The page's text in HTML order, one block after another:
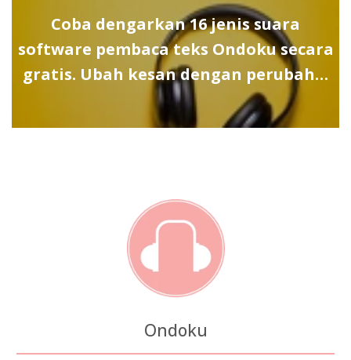
Coba dengarkan 16 jenis suara
software pembaca teks Ondoku secara
gratis. Ubah kesan dengan perubah…
Ondoku